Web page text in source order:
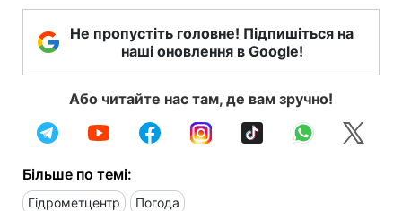
Не пропустіть головне! Підпишіться на
наші оновлення в Google!
Або читайте нас там, де вам зручно!
Більше по темі:
Гідрометцентр Погода